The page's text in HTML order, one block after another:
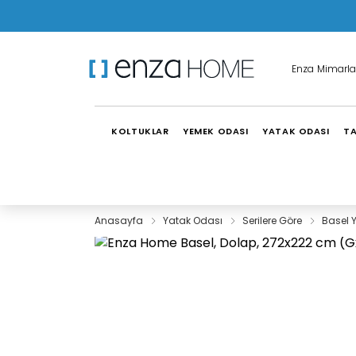
Enza
KOLTUKLAR YEMEK ODASI YATAK ODASI
Anasayfa Yatak Odası Serilere Göre Basel